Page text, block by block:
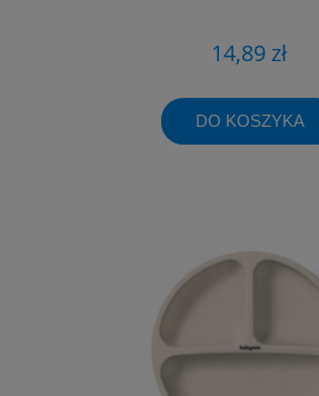
14,89 zł
DO KOSZYKA